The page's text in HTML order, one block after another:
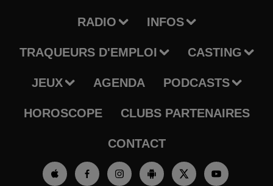
RADIO INFOS
TRAQUEURS D'EMPLOI CASTING
JEUX AGENDA PODCASTS
HOROSCOPE CLUBS PARTENAIRES
CONTACT